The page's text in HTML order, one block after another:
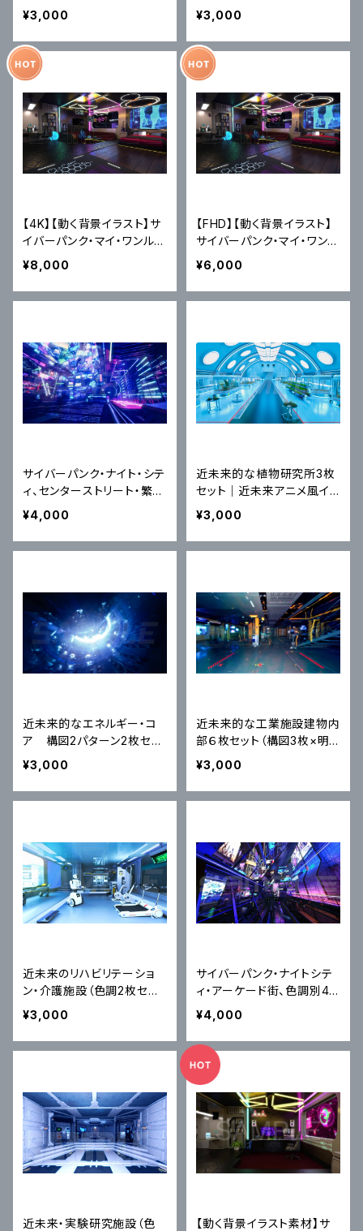
風イラスト素材
¥3,000
風イラスト素材
¥3,000
【4K】【動く背景イラスト】サ
イバーパンク・マイ・ワンルー
ム（ループ映像MP4）
¥8,000
【FHD】【動く背景イラスト】
サイバーパンク・マイ・ワンル
ーム（ループ映像MP4）
¥6,000
サイバーパンク・ナイト・シテ
ィ、センターストリート・繁華
街4枚セット（通常・雨・激し
い雨と別色調）｜近未来ア
ニメ風イラスト素材
¥4,000
近未来的な植物研究所3枚
セット｜近未来アニメ風イラ
スト素材
¥3,000
近未来的なエネルギー・コ
ア 構図2パターン2枚セッ
ト｜近未来アニメ風イラスト
素材
¥3,000
近未来的な工業施設建物内
部６枚セット（構図3枚×明
暗色調２枚）｜近未来アニ
メ風イラスト素材
¥3,000
近未来のリハビリテーショ
ン・介護施設（色調2枚セッ
ト）｜近未来アニメ風イラス
ト素材
¥3,000
サイバーパンク・ナイトシテ
ィ・アーケード街、色調別4
枚セット｜近未来アニメ風
イラスト素材
¥4,000
近未来・実験研究施設（色 【動く背景イラスト素材】サ